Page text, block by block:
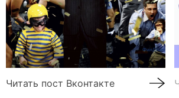
Читать пост Вконтакте